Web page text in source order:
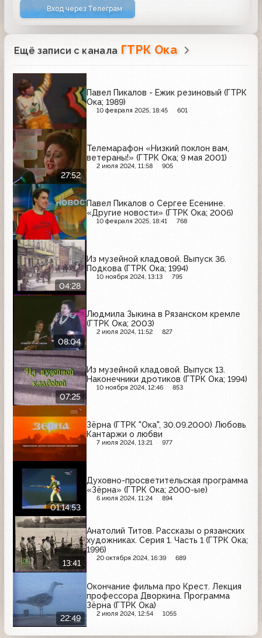
Вход через Телеграм
Ещё записи с канала ГТРК Ока
Павел Пикалов - Ёжик резиновый (ГТРК
Ока; 1989)
10 февраля 2025, 18:45 601
27:52
Телемарафон «Низкий поклон вам,
ветераны!» (ГТРК Ока; 9 мая 2001)
2 июля 2024, 11:58 905
Павел Пикалов о Сергее Есенине.
«Другие новости» (ГТРК Ока; 2006)
10 февраля 2025, 18:41 768
04:28
Из музейной кладовой. Выпуск 36.
Подкова (ГТРК Ока; 1994)
10 ноября 2024, 13:13 795
08:04
Людмила Зыкина в Рязанском кремле
(ГТРК Ока; 2003)
2 июля 2024, 11:52 827
07:25
Из музейной кладовой. Выпуск 13.
Наконечники дротиков (ГТРК Ока; 1994)
10 ноября 2024, 12:46 853
Зёрна (ГТРК "Ока", 30.09.2000) Любовь
Кантаржи о любви
7 июля 2024, 13:21 977
01:14:53
Духовно-просветительская программа
«Зёрна» (ГТРК Ока; 2000-ые)
6 июля 2024, 11:24 894
13:41
Анатолий Титов. Рассказы о рязанских
художниках. Серия 1. Часть 1 (ГТРК Ока;
1996)
20 октября 2024, 16:39 689
22:49
Окончание фильма про Крест. Лекция
профессора Дворкина. Программа
Зёрна (ГТРК Ока)
2 июля 2024, 12:54 1055